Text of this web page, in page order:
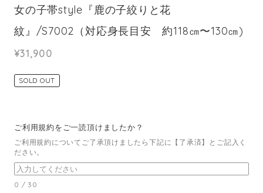
女の子帯style『鹿の子絞りと花
紋』/S7002（対応身長目安 約118㎝〜130㎝)
¥31,900
SOLD OUT
ご利用規約をご一読頂けましたか？
ご利用規約についてご了承頂けましたら下記に【了承済】とご記入く
ださい。
0 / 30